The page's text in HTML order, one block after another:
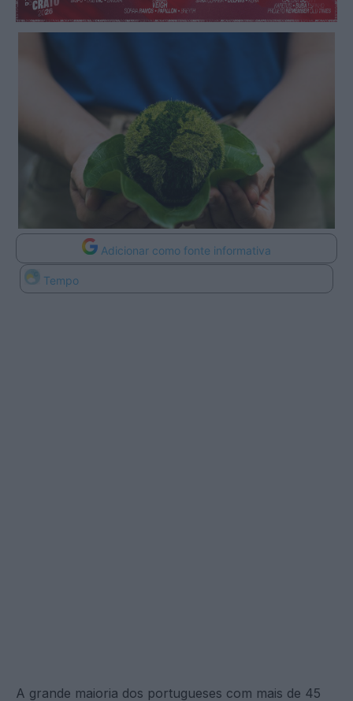
Adicionar como fonte informativa
Tempo
A grande maioria dos portugueses com mais de 45